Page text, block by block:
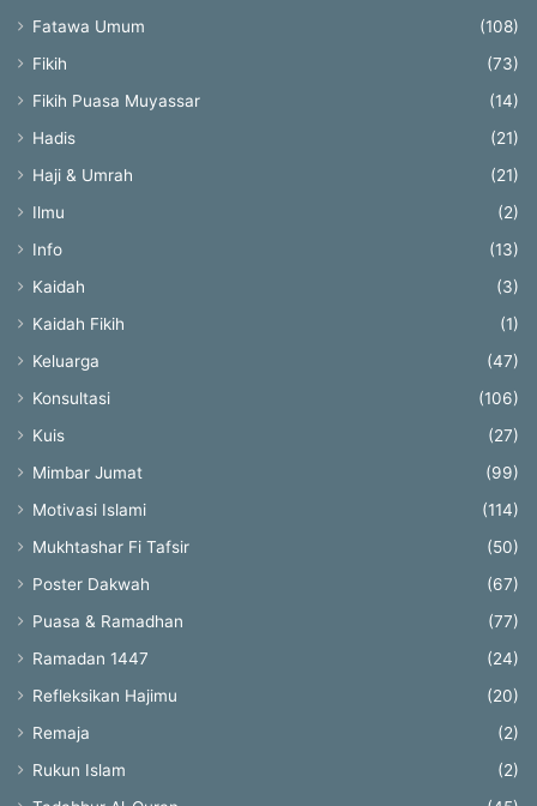
Fatawa Umum
(108)
Fikih
(73)
Fikih Puasa Muyassar
(14)
Hadis
(21)
Haji & Umrah
(21)
Ilmu
(2)
Info
(13)
Kaidah
(3)
Kaidah Fikih
(1)
Keluarga
(47)
Konsultasi
(106)
Kuis
(27)
Mimbar Jumat
(99)
Motivasi Islami
(114)
Mukhtashar Fi Tafsir
(50)
Poster Dakwah
(67)
Puasa & Ramadhan
(77)
Ramadan 1447
(24)
Refleksikan Hajimu
(20)
Remaja
(2)
Rukun Islam
(2)